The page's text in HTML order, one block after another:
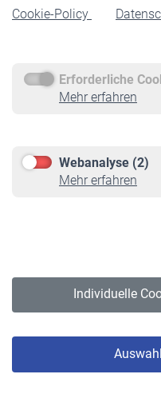
Cookie-Policy
Erforderliche
Mehr erfahren
Webanalyse (2)
Mehr erfahren
Individuelle
Rente beantragen
Service
Informationen
Online-Rechner
VBLnewsletter
Erklärung zur Barrierefreiheit